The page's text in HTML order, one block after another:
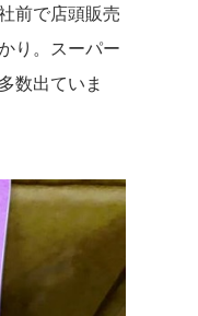
前で店頭販売
り。スーパー
数出ていま